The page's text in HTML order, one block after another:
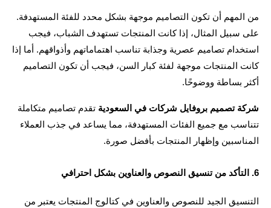
من المهم أن تكون التصاميم موجهة بشكل محدد للفئة المستهدفة.
كانت المنتجات موجهة لفئة كبار السن، فيجب أن تكون التصاميم
بساطة ووضوحًا.
تصميم بروفايل شركات في السعودية
تقدم تصاميم متكاملة
وإظهار المنتجات بأفضل صورة.
التنسيق الجيد للنصوص والعناوين في كتالوج المنتجات يعتبر من